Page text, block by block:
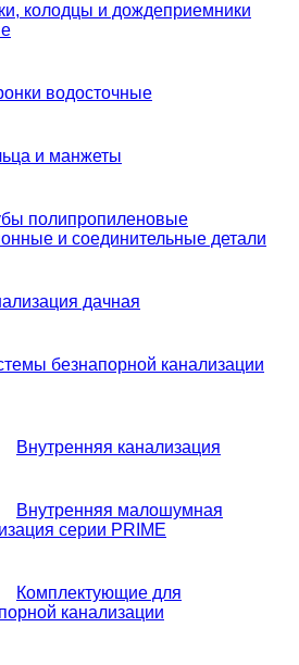
колодцы и дождеприемники
водосточные
и манжеты
полипропиленовые
и соединительные детали
дачная
безнапорной канализации
Внутренняя канализация
Внутренняя малошумная
серии PRIME
Комплектующие для
канализации